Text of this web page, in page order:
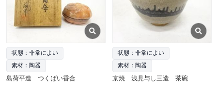
状態：非常によい
素材：陶器
島荷平造 つくばい香合
状態：非常によい
素材：陶器
京焼 浅見与し三造 茶碗